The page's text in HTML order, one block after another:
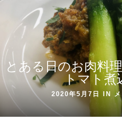
とある日のお肉料
トマト煮
2020年5月7日 IN